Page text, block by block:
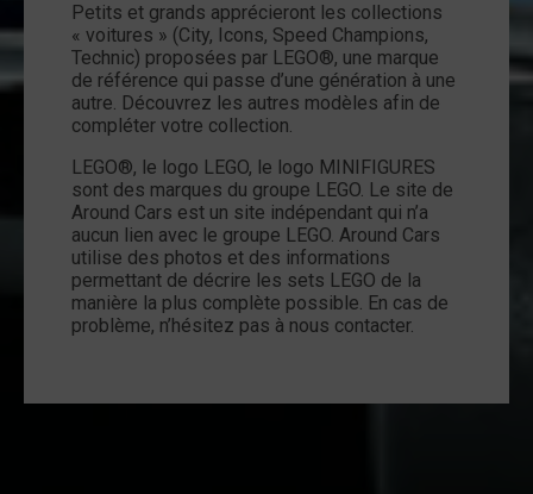
Petits et grands apprécieront les collections
« voitures » (City, Icons, Speed Champions,
Technic) proposées par LEGO®, une marque
de référence qui passe d’une génération à une
autre. Découvrez les autres modèles afin de
compléter votre collection.
LEGO®, le logo LEGO, le logo MINIFIGURES
sont des marques du groupe LEGO. Le site de
Around Cars est un site indépendant qui n’a
aucun lien avec le groupe LEGO. Around Cars
utilise des photos et des informations
permettant de décrire les sets LEGO de la
manière la plus complète possible. En cas de
problème, n’hésitez pas à nous contacter.